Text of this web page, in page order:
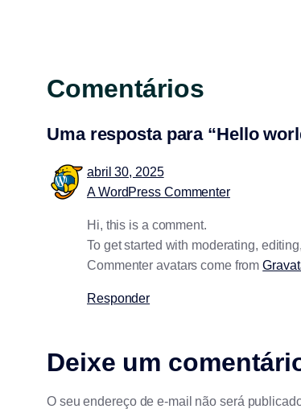
Comentários
Uma resposta para “Hello
abril 30, 2025
A WordPress Commenter
Hi, this is a comment.
To get started with moderating,
Commenter avatars come from
Responder
Deixe um
O seu endereço de e-mail não será